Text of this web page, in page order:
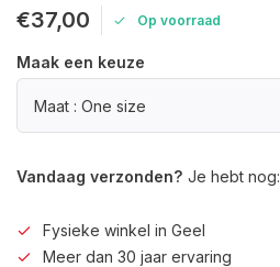
€37,00 Op voorraad
Maak een keuze
Maat : One size
Vandaag verzonden? Je hebt nog:
Fysieke winkel in Geel
Meer dan 30 jaar ervaring